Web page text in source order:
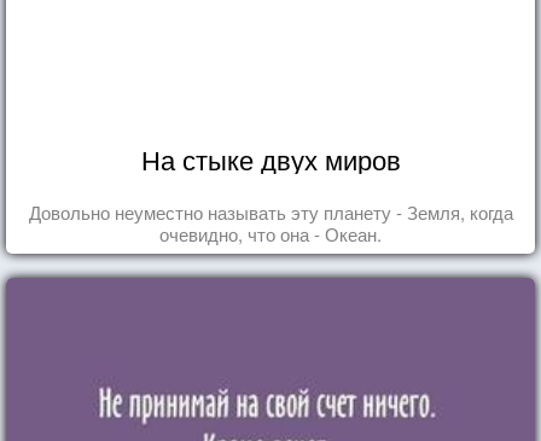
На стыке двух миров
Довольно неуместно называть эту планету - Земля, когда
очевидно, что она - Океан.